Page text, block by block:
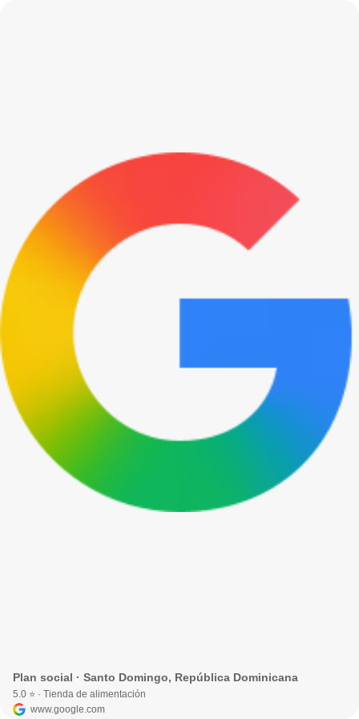
Plan social · Santo Domingo, República Dominicana
5.0 ⭐ · Tienda de alimentación
www.google.com